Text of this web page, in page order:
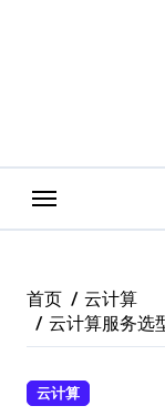
首页
云计算
云计算服务选
云计算